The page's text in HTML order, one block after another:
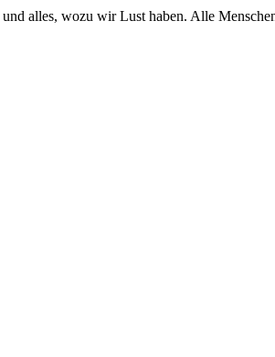
alles, wozu wir Lust haben. Alle